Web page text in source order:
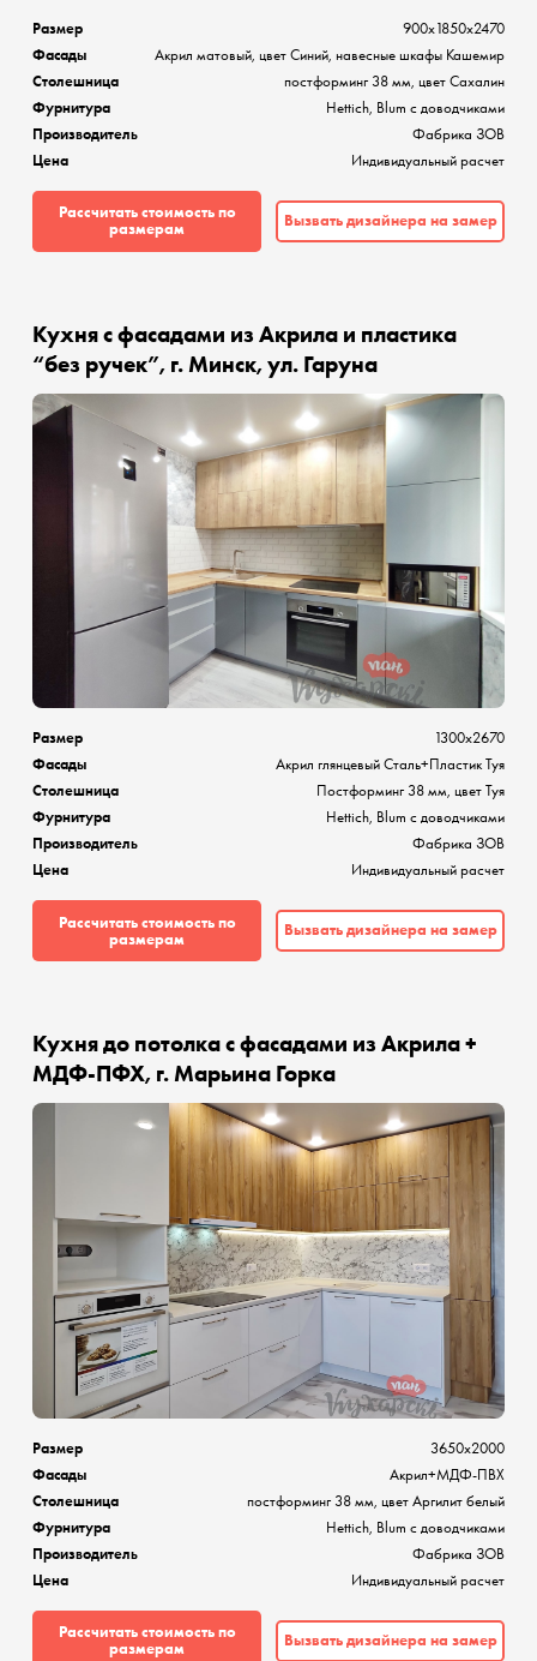
Размер
900х1850х2470
Фасады
Акрил матовый, цвет Синий, навесные шкафы Кашемир
Столешница
постформинг 38 мм, цвет Сахалин
Фурнитура
Hettich, Blum с доводчиками
Производитель
Фабрика ЗОВ
Цена
Индивидуальный расчет
Рассчитать стоимость по
размерам
Вызвать дизайнера на замер
Кухня с фасадами из Акрила и пластика
“без ручек”, г. Минск, ул. Гаруна
Размер
1300х2670
Фасады
Акрил глянцевый Сталь+Пластик Туя
Столешница
Постформинг 38 мм, цвет Туя
Фурнитура
Hettich, Blum с доводчиками
Производитель
Фабрика ЗОВ
Цена
Индивидуальный расчет
Рассчитать стоимость по
размерам
Вызвать дизайнера на замер
Кухня до потолка с фасадами из Акрила +
МДФ-ПФХ, г. Марьина Горка
Размер
3650х2000
Фасады
Акрил+МДФ-ПВХ
Столешница
постформинг 38 мм, цвет Аргилит белый
Фурнитура
Hettich, Blum с доводчиками
Производитель
Фабрика ЗОВ
Цена
Индивидуальный расчет
Рассчитать стоимость по
размерам
Вызвать дизайнера на замер